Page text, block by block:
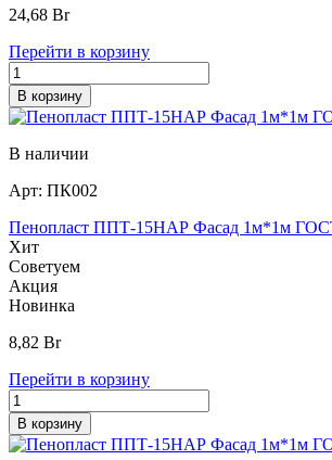
24,68 Br
Перейти в корзину
В корзину
В наличии
Арт: ПК002
Пенопласт ППТ-15НАР Фасад 1м*1м
Хит
Советуем
Акция
Новинка
8,82 Br
Перейти в корзину
В корзину